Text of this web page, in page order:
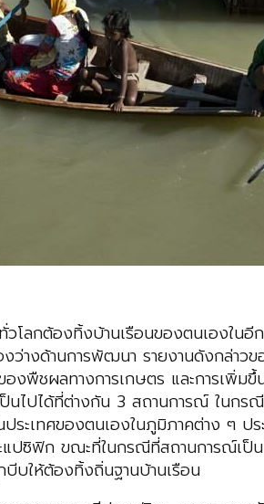
ลกต้องทิ้งบ้านเรือนของตนเองใน
างด้านการพัฒนา รายงานดังกล่า
พืชผลทางการเกษตร และการเพิ่ม
ปได้ที่ต่างกัน 3 สถานการณ์ ในกร
ะเทศของตนเองในภูมิภาคต่าง ๆ ป
แปซิฟิก ขณะที่ในกรณีที่สถานการณ์
บให้ต้องทิ้งถิ่นฐานบ้านเรือน